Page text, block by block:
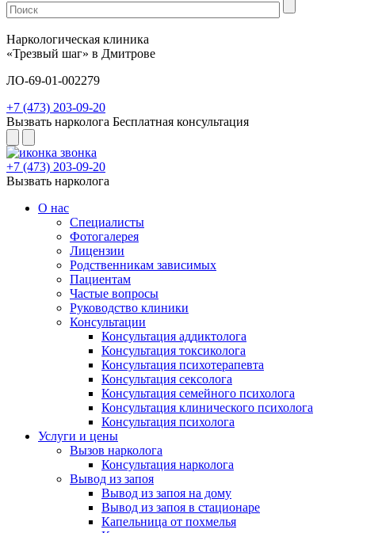
Наркологическая клиника
«Трезвый шаг» в Дмитрове
ЛО-69-01-002279
+7 (473) 203-09-20
Вызвать нарколога Бесплатная консультация
+7 (473) 203-09-20
Вызвать нарколога
О нас
Специалисты
Фотогалерея
Лицензии
Родственникам зависимых
Пациентам
Частые вопросы
Руководство клиники
Консультации
Консультация аддиктолога
Консультация токсиколога
Консультация психотерапевта
Консультация сексолога
Консультация семейного психолога
Консультация клинического психолога
Консультация психолога
Услуги и цены
Вызов нарколога
Консультация нарколога
Вывод из запоя
Вывод из запоя на дому
Вывод из запоя в стационаре
Капельница от похмелья